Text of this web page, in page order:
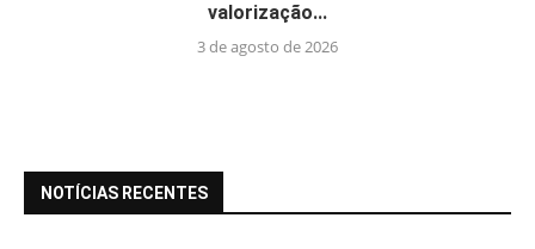
valorização...
3 de agosto de 2026
NOTÍCIAS RECENTES